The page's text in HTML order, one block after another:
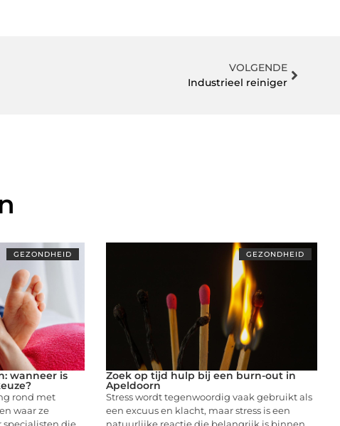
VOLGENDE
Industrieel reiniger
GEZONDHEID
wanneer is
rond met
waar ze
specialisten die
GEZONDHEID
Zoek op tijd hulp bij een burn-out in
Apeldoorn
Stress wordt tegenwoordig vaak gebruikt als
een excuus en klacht, maar stress is een
natuurlijke reactie die belangrijk is binnen